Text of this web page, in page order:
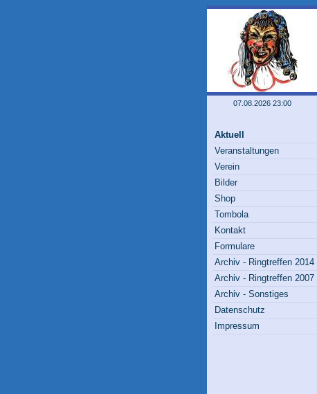
07.08.2026 23:00
Aktuell
Veranstaltungen
Verein
Bilder
Shop
Tombola
Kontakt
Formulare
Archiv - Ringtreffen 2014
Archiv - Ringtreffen 2007
Archiv - Sonstiges
Datenschutz
Impressum